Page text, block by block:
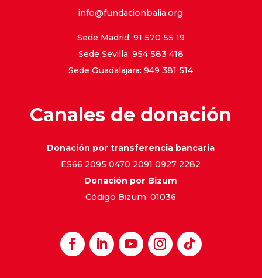
info@fundacionbalia.org
Sede Madrid: 91 570 55 19
Sede Sevilla: 954 583 418
Sede Guadalajara: 949 381 514
Canales de donación
Donación por transferencia bancaria
ES66 2095 0470 2091 0927 2282
Donación por Bizum
Código Bizum: 01036